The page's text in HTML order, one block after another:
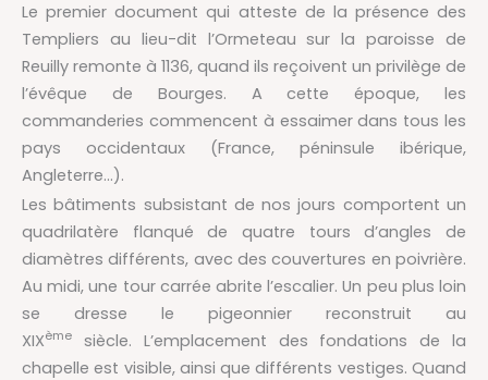
Le premier document qui atteste de la présence des
Templiers au lieu-dit l’Ormeteau sur la paroisse de
Reuilly remonte à 1136, quand ils reçoivent un privilège de
l’évêque de Bourges. A cette époque, les
commanderies commencent à essaimer dans tous les
pays occidentaux (France, péninsule ibérique,
Angleterre…).
Les bâtiments subsistant de nos jours comportent un
quadrilatère flanqué de quatre tours d’angles de
diamètres différents, avec des couvertures en poivrière.
Au midi, une tour carrée abrite l’escalier. Un peu plus loin
se dresse le pigeonnier reconstruit au
XIXème
siècle. L’emplacement des fondations de la
chapelle est visible, ainsi que différents vestiges. Quand